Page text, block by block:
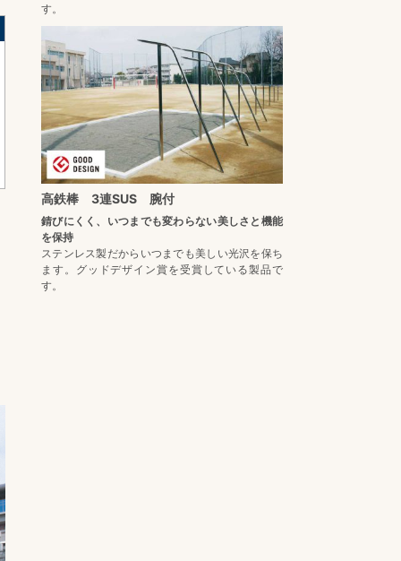
す。
高鉄棒 3連SUS 腕付
錆びにくく、いつまでも変わらない美しさと機能
を保持
ステンレス製だからいつまでも美しい光沢を保ち
ます。グッドデザイン賞を受賞している製品で
す。